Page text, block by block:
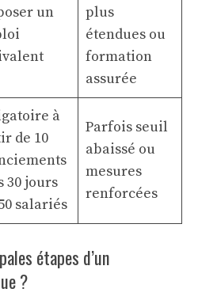
un
plus
étendues ou
formation
assurée
à
de 10
30 jours
salariés
Parfois seuil
abaissé ou
mesures
renforcées
étapes d’un
?